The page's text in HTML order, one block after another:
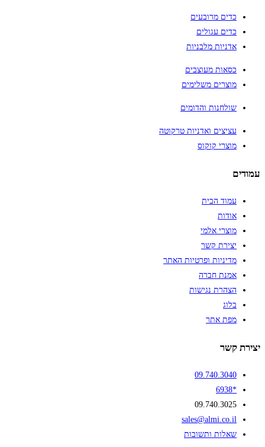
כדים מרובעים
כדים עגולים
אדניות מלבניות
כסאות מעוצבים
מוצרים משלימים
שולחנות והדומים
עציצים ואדניות טרקוטה
מוצרי קוקוס
עמודים
עמוד הבית
אודות
מוצרי אלמי
יצירת קשר
מדיניות ופרטיות האתר
אמנת חברה
הצהרת נגישות
בלוג
מפת אתר
יצירת קשר
09.740.3040
*6938
09.740.3025
sales@almi.co.il
שאלות ותשובות